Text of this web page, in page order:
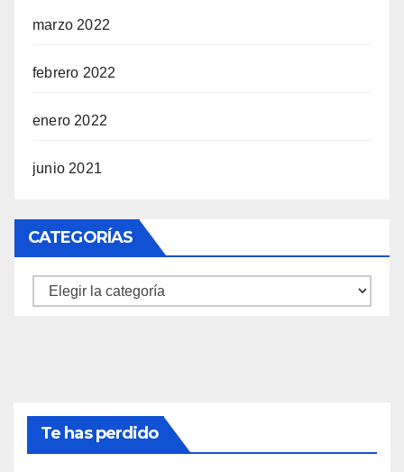
marzo 2022
febrero 2022
enero 2022
junio 2021
CATEGORÍAS
Categorías
Te has perdido